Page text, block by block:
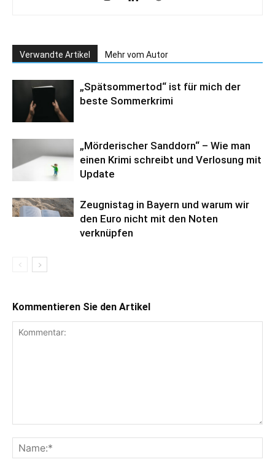
Verwandte Artikel Mehr vom Autor
„Spätsommertod“ ist für mich der
beste Sommerkrimi
„Mörderischer Sanddorn“ – Wie man
einen Krimi schreibt und Verlosung mit
Update
Zeugnistag in Bayern und warum wir
den Euro nicht mit den Noten
verknüpfen
Kommentieren Sie den Artikel